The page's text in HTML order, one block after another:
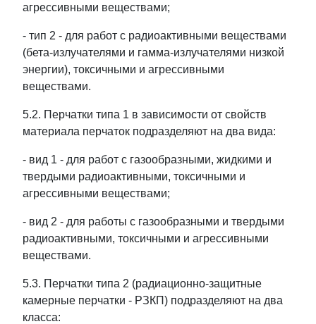
агрессивными веществами;
- тип 2 - для работ с радиоактивными веществами
(бета-излучателями и гамма-излучателями низкой
энергии), токсичными и агрессивными
веществами.
5.2. Перчатки типа 1 в зависимости от свойств
материала перчаток подразделяют на два вида:
- вид 1 - для работ с газообразными, жидкими и
твердыми радиоактивными, токсичными и
агрессивными веществами;
- вид 2 - для работы с газообразными и твердыми
радиоактивными, токсичными и агрессивными
веществами.
5.3. Перчатки типа 2 (радиационно-защитные
камерные перчатки - РЗКП) подразделяют на два
класса: